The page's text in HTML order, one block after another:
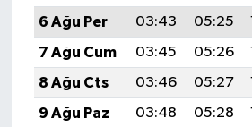
6 Ağu Per
03:43 05:25
7 Ağu Cum
03:45 05:26
8 Ağu Cts
03:46 05:27
9 Ağu Paz
03:48 05:28